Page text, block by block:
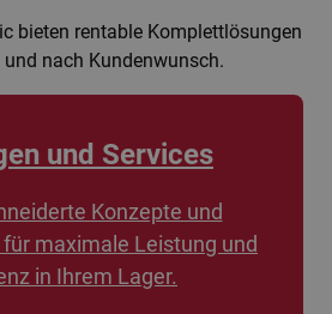
bieten rentable Komplettlösungen
nach Kundenwunsch.
und Services
Konzepte und
maximale Leistung und
in Ihrem Lager.